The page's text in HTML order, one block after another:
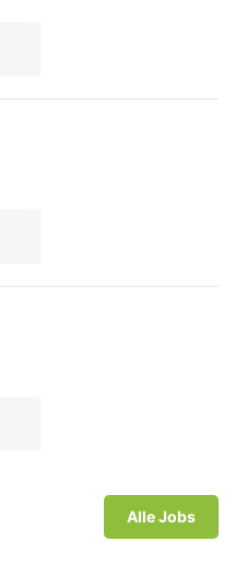
Alle Jobs